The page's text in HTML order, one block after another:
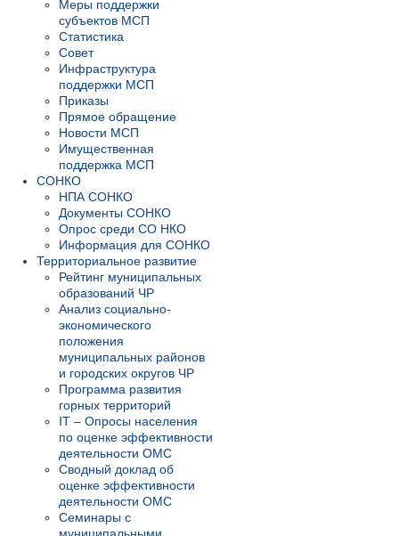
Меры поддержки
субъектов МСП
Статистика
Совет
Инфраструктура
поддержки МСП
Приказы
Прямое обращение
Новости МСП
Имущественная
поддержка МСП
СОНКО
НПА СОНКО
Документы СОНКО
Опрос среди СО НКО
Информация для СОНКО
Территориальное развитие
Рейтинг муниципальных
образований ЧР
Анализ социально-
экономического
положения
муниципальных районов
и городских округов ЧР
Программа развития
горных территорий
IT – Опросы населения
по оценке эффективности
деятельности ОМС
Сводный доклад об
оценке эффективности
деятельности ОМС
Семинары с